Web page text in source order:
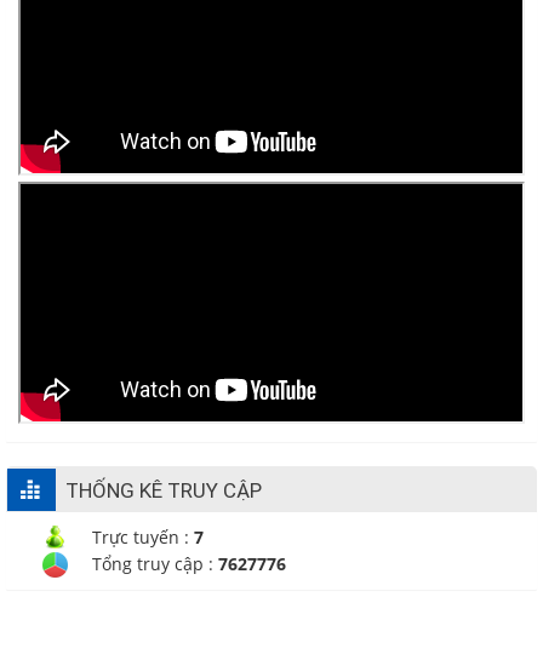
THỐNG KÊ TRUY CẬP
Trực tuyến : 7
Tổng truy cập : 7627776